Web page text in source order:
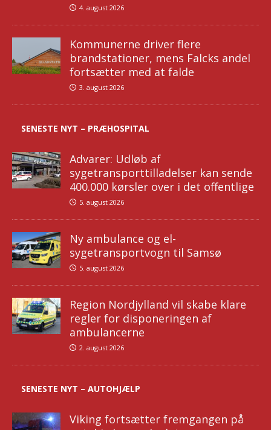
4. august 2026
Kommunerne driver flere
brandstationer, mens Falcks andel
fortsætter med at falde
3. august 2026
SENESTE NYT – PRÆHOSPITAL
Advarer: Udløb af
sygetransporttilladelser kan sende
400.000 kørsler over i det offentlige
5. august 2026
Ny ambulance og el-
sygetransportvogn til Samsø
5. august 2026
Region Nordjylland vil skabe klare
regler for disponeringen af
ambulancerne
2. august 2026
SENESTE NYT – AUTOHJÆLP
Viking fortsætter fremgangen på